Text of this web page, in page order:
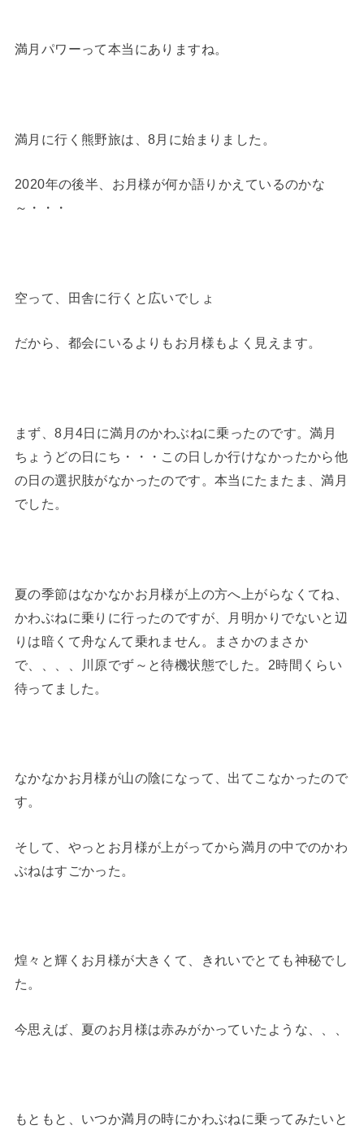
満月パワーって本当にありますね。
満月に行く熊野旅は、8月に始まりました。
2020年の後半、お月様が何か語りかえているのかな
～・・・
空って、田舎に行くと広いでしょ
だから、都会にいるよりもお月様もよく見えます。
まず、8月4日に満月のかわぶねに乗ったのです。満月
ちょうどの日にち・・・この日しか行けなかったから他
の日の選択肢がなかったのです。本当にたまたま、満月
でした。
夏の季節はなかなかお月様が上の方へ上がらなくてね、
かわぶねに乗りに行ったのですが、月明かりでないと辺
りは暗くて舟なんて乗れません。まさかのまさか
で、、、、川原でず～と待機状態でした。2時間くらい
待ってました。
なかなかお月様が山の陰になって、出てこなかったので
す。
そして、やっとお月様が上がってから満月の中でのかわ
ぶねはすごかった。
煌々と輝くお月様が大きくて、きれいでとても神秘でし
た。
今思えば、夏のお月様は赤みがかっていたような、、、
もともと、いつか満月の時にかわぶねに乗ってみたいと